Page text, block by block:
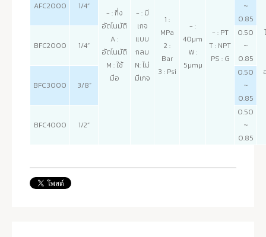
- : กึ่ง
อัตโนมัติ
A :
อัตโนมัติ
M : ใช้
มือ
- : มี
เกจ
แบบ
กลม
N: ไม่
มีเกจ
1 :
MPa
2 :
Bar
3 : Psi
- :
40µm
W :
5µmµ
- : PT
T : NPT
PS : G
AFC2000 1/4”
~
0.85
BFC2000 1/4”
0.50
~
0.85
BFC3000 3/8”
0.50
~
0.85
BFC4000 1/2”
0.50
~
0.85